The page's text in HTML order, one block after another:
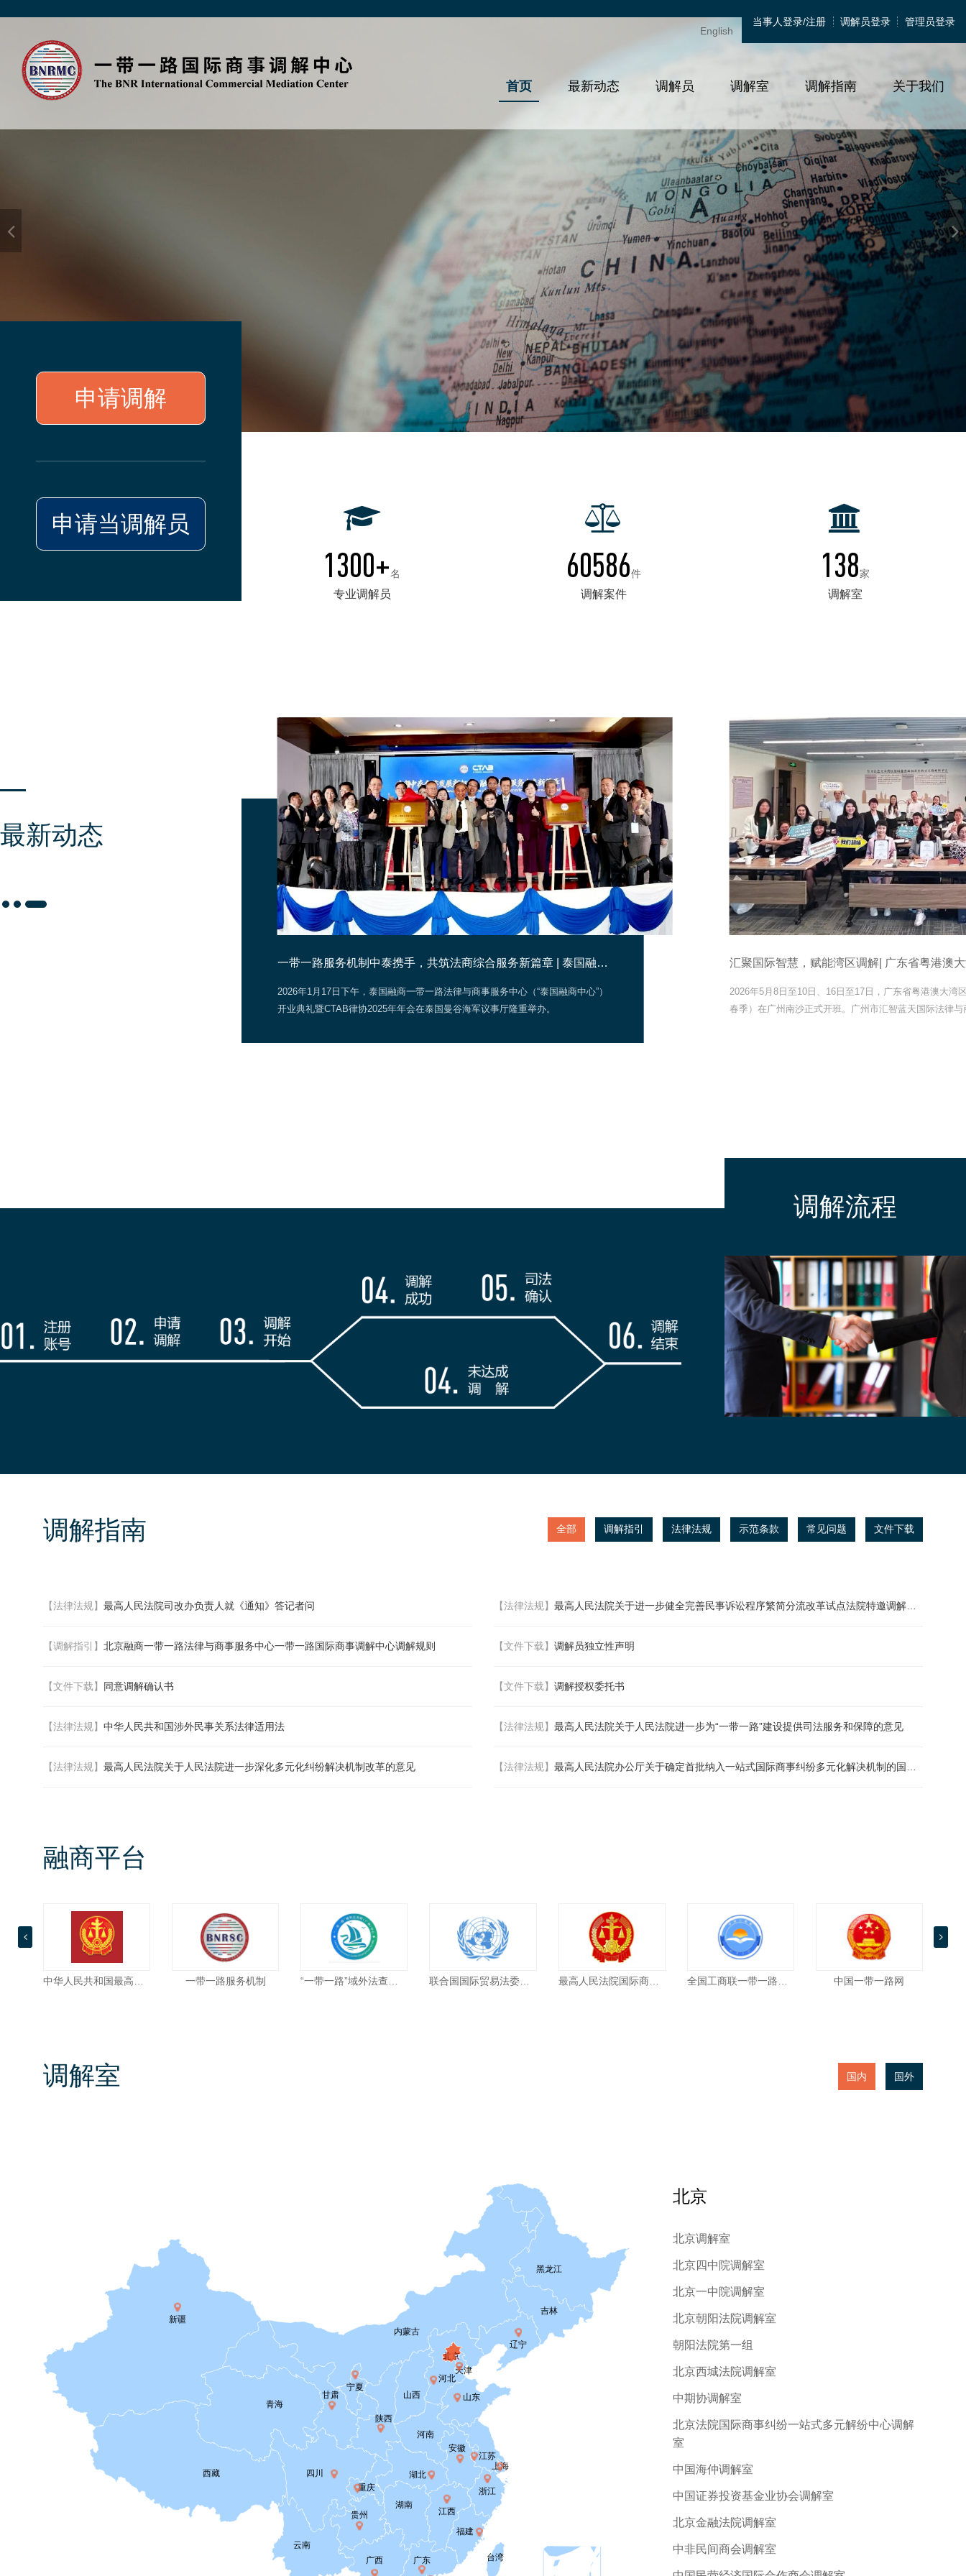
当事人登录/注册 调解员登录
管理员登录
English
首页 最新动态 调解员 调解室 调解指南 关于我们
申请调解
申请当调解员
1300+名
专业调解员
60586件
调解案件
138家
调解室
最新动态
汇聚国际智慧，赋能湾区调解| 广东省粤港澳大湾区调解员资质培训（2026春季）圆满收官
2026年5月8日至10日、16日至17日，广东省粤港澳大湾区调解员资质培训（2026
春季）在广州南沙正式开班。广州市汇智蓝天国际法律与商事服务中心、北京融商
州市南沙区涉外法律服务中心、香港联合调解专线办事处（JMHO）、香港仲裁师
2026年5月4日至8日，香港特区政府律政司主办2026香港
一分调解 十分和谐” 为主题，面向校园、体育、长者、
调解流程
调解指南 全部 调解指引 法律法规 示范条款 常见问题 文件下载
【法律法规】 最高人民法院司改办负责人就《通知》答记者问 【法律法规】 最高人民法院关于进一步健全完善民事诉讼程序繁简分流改革试点法院特邀调解名册制度的通知
【调解指引】 北京融商一带一路法律与商事服务中心一带一路国际商事调解中心调解规则 【文件下载】 调解员独立性声明
【文件下载】 同意调解确认书 【文件下载】 调解授权委托书
【法律法规】 中华人民共和国涉外民事关系法律适用法 【法律法规】 最高人民法院关于人民法院进一步为“一带一路”建设提供司法服务和保障的意见
【法律法规】 最高人民法院关于人民法院进一步深化多元化纠纷解决机制改革的意见 【法律法规】 最高人民法院办公厅关于确定首批纳入一站式国际商事纠纷多元化解决机制的国际商事仲裁及调解机构的通知
融商平台
一带一路服务机制 最高人民法院国际商事法庭 中国一带一路网
调解室 国内
北京
北京调解室
北京四中院调解室
北京一中院调解室
北京朝阳法院调解室
朝阳法院第一组
北京西城法院调解室
中期协调解室
北京法院国际商事纠纷一站式多元解纷中心调解
室
中国海仲调解室
中国证券投资基金业协会调解室
北京金融法院调解室
中非民间商会调解室
国外